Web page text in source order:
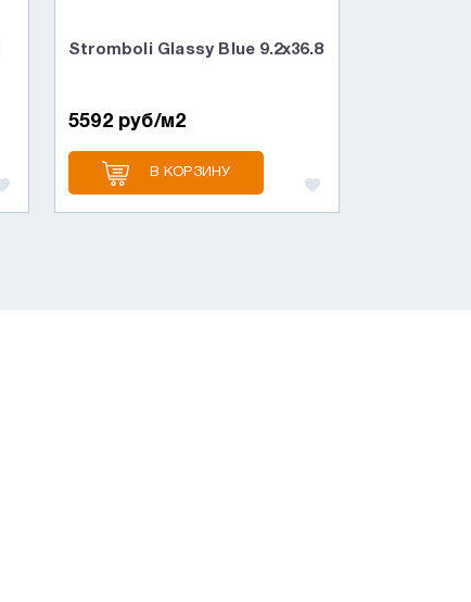
Stromboli Glassy Blue 9.2x36.8
5592 руб/м2
В КОРЗИНУ